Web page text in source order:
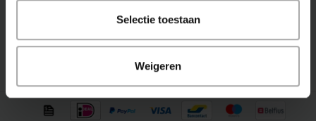
Selectie toestaan
Weigeren